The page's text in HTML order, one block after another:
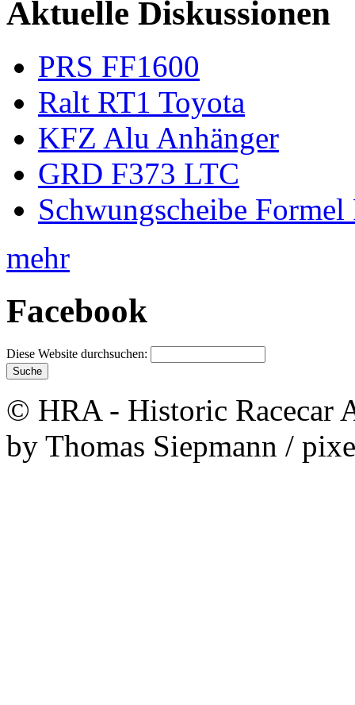
Aktuelle Diskussionen
PRS FF1600
Ralt RT1 Toyota
KFZ Alu Anhänger
GRD F373 LTC
Schwungscheibe Formel
mehr
Facebook
Diese Website durchsuchen:
© HRA - Historic Racecar
by Thomas Siepmann /